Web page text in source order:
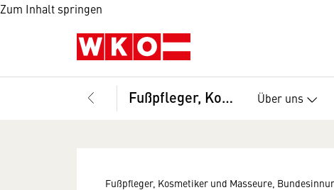
Zum Inhalt springen
Fußpfleger, Kosmetiker und Masseure, Bundesinnung Über uns
Fußpfleger, Kosmetiker und Masseure,